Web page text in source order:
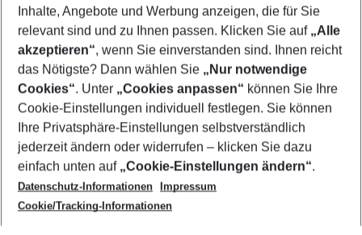
Footer
Footer navigation
Über uns
AGB
Cookie-Einstellungen ändern
Cookie-Richtlinie
Datenschutz
Service & Hilfe
Barrierefreies Reisen
Check-in
Folgen Sie uns
Inhalte, Angebote und Werbung anzeigen, die für Sie
relevant sind und zu Ihnen passen. Klicken Sie auf „Alle
akzeptieren“, wenn Sie einverstanden sind. Ihnen reicht
das Nötigste? Dann wählen Sie „Nur notwendige
Cookies“. Unter „Cookies anpassen“ können Sie Ihre
Cookie-Einstellungen individuell festlegen. Sie können
Ihre Privatsphäre-Einstellungen selbstverständlich
jederzeit ändern oder widerrufen – klicken Sie dazu
einfach unten auf „Cookie-Einstellungen ändern“.
Datenschutz-Informationen
Impressum
Cookie/Tracking-Informationen